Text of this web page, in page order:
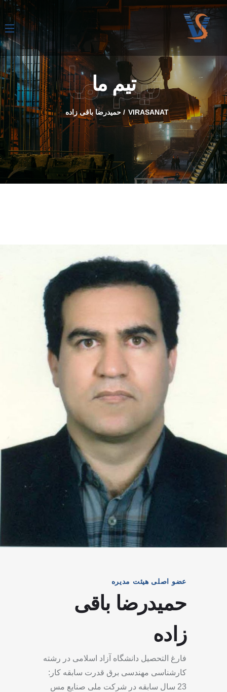
تیم ما
تیم ما
VIRASANAT حمیدرضا باقی زاده
عضو اصلی هیئت مدیره
حمیدرضا باقی
زاده
فارغ التحصیل دانشگاه آزاد اسلامی در رشته
کارشناسی مهندسی برق قدرت سابقه کار:
23 سال سابقه در شرکت ملی صنایع مس